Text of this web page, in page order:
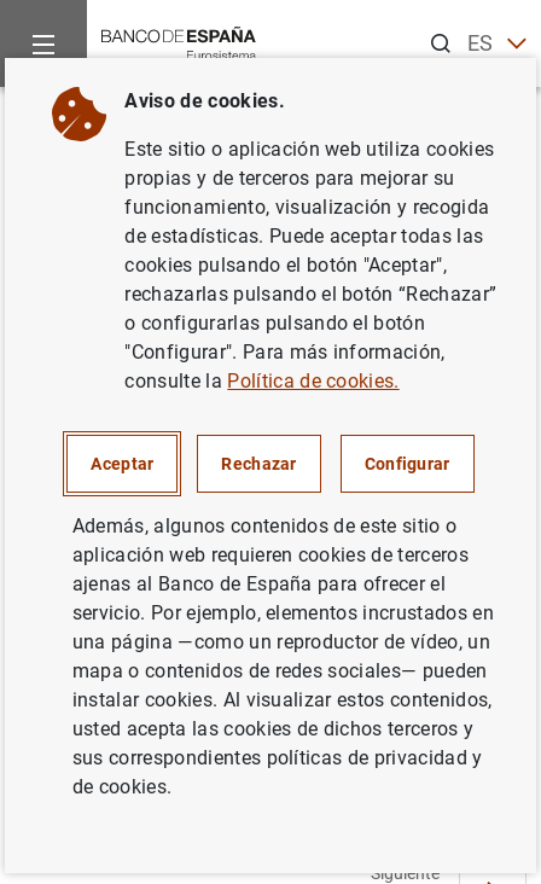
ESEN
Inicio Noticias y eventos
Volver
Novedades en la difusión y
elaboración de la deuda de las
Administraciones Públicas
(Boletín Estadístico, capítulos
11 a 14)
ESPAÑA
SITUACIÓN ECONÓMICA
Novedades en la difusión y elaboración de
la deuda de las Administraciones Públicas
(Boletín Estadístico, capítulos 11 a 14) (104
Siguiente
Aviso de cookies.
Este sitio o aplicación web utiliza cookies
propias y de terceros para mejorar su
funcionamiento, visualización y recogida
de estadísticas. Puede aceptar todas las
cookies pulsando el botón "Aceptar",
rechazarlas pulsando el botón “Rechazar”
o configurarlas pulsando el botón
"Configurar". Para más información,
consulte la Política de cookies.
Aceptar Rechazar Configurar
Además, algunos contenidos de este sitio o
aplicación web requieren cookies de terceros
ajenas al Banco de España para ofrecer el
servicio. Por ejemplo, elementos incrustados en
una página —como un reproductor de vídeo, un
mapa o contenidos de redes sociales— pueden
instalar cookies. Al visualizar estos contenidos,
usted acepta las cookies de dichos terceros y
sus correspondientes políticas de privacidad y
de cookies.